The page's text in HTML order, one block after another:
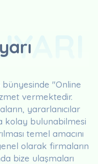
bünyesinde "Online
vermektedir.
yararlanıcılar
kolay bulunabilmesi
temel amacını
olarak firmaların
bize ulaşmaları